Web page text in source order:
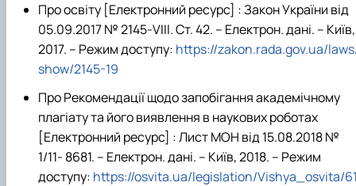
Про освіту [Електронний ресурс] : Закон України від
05.09.2017 № 2145-VIII. Ст. 42. – Електрон. дані. – Київ,
2017. – Режим доступу: https://zakon.rada.gov.ua/
show/2145-19
Про Рекомендації щодо запобігання академічному
плагіату та його виявлення в наукових роботах
[Електронний ресурс] : Лист МОН від 15.08.2018 №
1/11- 8681. – Електрон. дані. – Київ, 2018. – Режим
доступу: https://osvita.ua/legislation/Vishya_osvita/